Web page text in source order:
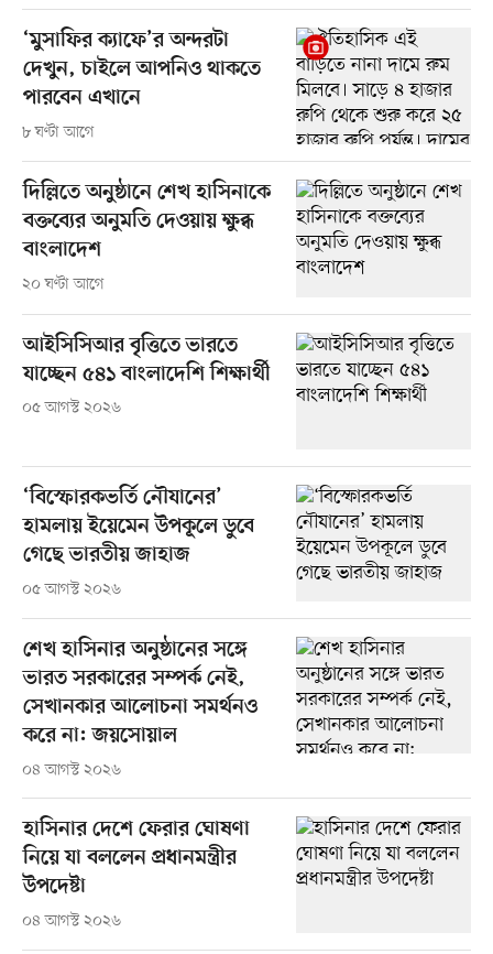
‘মুসাফির ক্যাফে’র অন্দরটা
দেখুন, চাইলে আপনিও থাকতে
পারবেন এখানে
৮ ঘণ্টা আগে
দিল্লিতে অনুষ্ঠানে শেখ হাসিনাকে
বক্তব্যের অনুমতি দেওয়ায় ক্ষুব্ধ
বাংলাদেশ
২০ ঘণ্টা আগে
আইসিসিআর বৃত্তিতে ভারতে
যাচ্ছেন ৫৪১ বাংলাদেশি শিক্ষার্থী
০৫ আগস্ট ২০২৬
‘বিস্ফোরকভর্তি নৌযানের’
হামলায় ইয়েমেন উপকূলে ডুবে
গেছে ভারতীয় জাহাজ
০৫ আগস্ট ২০২৬
শেখ হাসিনার অনুষ্ঠানের সঙ্গে
ভারত সরকারের সম্পর্ক নেই,
সেখানকার আলোচনা সমর্থনও
করে না: জয়সোয়াল
০৪ আগস্ট ২০২৬
হাসিনার দেশে ফেরার ঘোষণা
নিয়ে যা বললেন প্রধানমন্ত্রীর
উপদেষ্টা
০৪ আগস্ট ২০২৬